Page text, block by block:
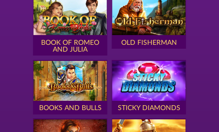
BOOK OF ROMEO
AND JULIA
OLD FISHERMAN
BOOKS AND BULLS STICKY DIAMONDS